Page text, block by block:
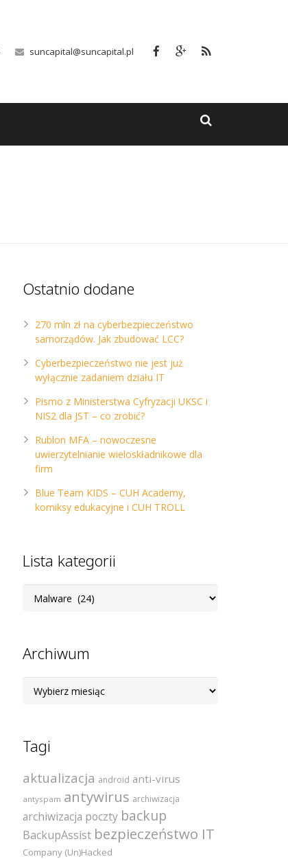
suncapital@suncapital.pl
Ostatnio dodane
270 mln zł na cyberbezpieczeństwo
samorządów. Jak zbudować LCC?
Cyberbezpieczeństwo nie jest już
wyłącznie zadaniem działu IT
Pismo z Ministerstwa Cyfryzacji UKSC i
NIS2 dla JST – co zrobić?
Rublon MFA – nowoczesne
uwierzytelnianie wieloskładnikowe dla
firm
Blue Team KIDS – CUH Academy,
komiksy edukacyjne i CUH TROLL
Lista kategorii
Archiwum
Archiwum
Tagi
aktualizacja android anti-virus
antyspam antywirus archiwizacja
archiwizacja poczty backup
BackupAssist bezpieczeństwo IT
Company (Un)Hacked